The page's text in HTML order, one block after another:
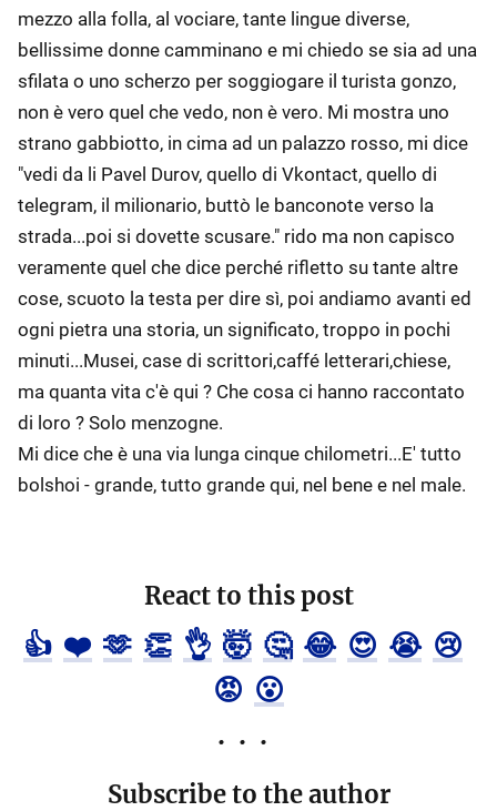
mezzo alla folla, al vociare, tante lingue diverse,
bellissime donne camminano e mi chiedo se sia ad una
sfilata o uno scherzo per soggiogare il turista gonzo,
non è vero quel che vedo, non è vero. Mi mostra uno
strano gabbiotto, in cima ad un palazzo rosso, mi dice
"vedi da li Pavel Durov, quello di Vkontact, quello di
telegram, il milionario, buttò le banconote verso la
strada...poi si dovette scusare." rido ma non capisco
veramente quel che dice perché rifletto su tante altre
cose, scuoto la testa per dire sì, poi andiamo avanti ed
ogni pietra una storia, un significato, troppo in pochi
minuti...Musei, case di scrittori,caffé letterari,chiese,
ma quanta vita c'è qui ? Che cosa ci hanno raccontato
di loro ? Solo menzogne.
Mi dice che è una via lunga cinque chilometri...E' tutto
bolshoi - grande, tutto grande qui, nel bene e nel male.
React to this post
👍 ❤️ 🫶 👏 👌 🤯 🤔 😂 😍 😭 😢
😡 😮
Subscribe to the author